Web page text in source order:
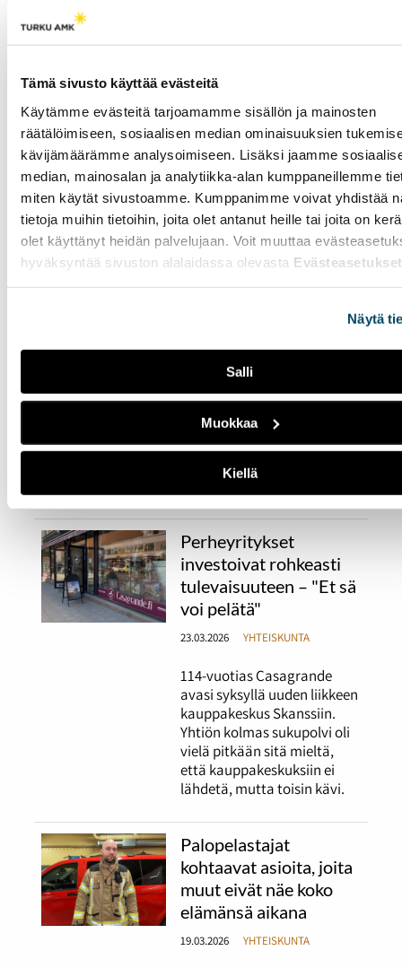
Tämä sivusto käyttää evästeitä
Käytämme evästeitä tarjoamamme sisällön ja mainosten
räätälöimiseen, sosiaalisen median ominaisuuksien
kävijämäärämme analysoimiseen. Lisäksi jaamme
median, mainosalan ja analytiikka-alan kumppaneillemme
miten käytät sivustoamme. Kumppanimme voivat yhdistää
tietoja muihin tietoihin, joita olet antanut heille tai joita on
olet käyttänyt heidän palvelujaan. Voit muuttaa
hyväksyntää sivuston alalaidassa olevasta Evästeasetukset
Näytä
Salli
Muokkaa
Kiellä
ohjaavat tasa-
ikäluokkien pieneneminen,
joka alkaa näkyä
Puolustusvoimissa jo
lähivuosina.
Pelastushelikopteri
hälytetään vain
kriittisimpiin tehtäviin -
"Kuolemaa kohtaa
lähes joka vuorossa"
Mikko Honkasalo toimii
pelastushelikopterin
lentäjänä Turun
työvuorot kestävät 48
tuntia. Sääolosuhteet ovat
iso stressitekijä Honkasalon
Perheyritykset
investoivat rohkeasti
tulevaisuuteen – "Et sä
voi pelätä"
23.03.2026 YHTEISKUNTA
114-vuotias Casagrande
avasi syksyllä uuden liikkeen
kauppakeskus Skanssiin.
Yhtiön kolmas sukupolvi oli
vielä pitkään sitä mieltä,
että kauppakeskuksiin ei
lähdetä, mutta toisin kävi.
Palopelastajat
kohtaavat asioita, joita
muut eivät näe koko
elämänsä aikana
19.03.2026 YHTEISKUNTA